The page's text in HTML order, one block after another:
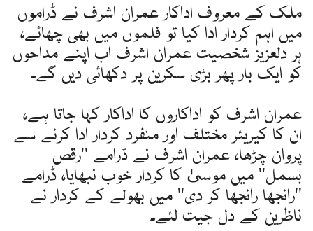
ملک کے معروف اداکار عمران اشرف نے ڈراموں
میں اہم کردار ادا کیا تو فلموں میں بھی چھائے،
ہر دلعزیز شخصیت عمران اشرف اب اپنے مداحوں
کو ایک بار پھر بڑی سکرین پر دکھائی دیں گے۔
عمران اشرف کو اداکاروں کا اداکار کہا جاتا ہے،
ان کا کیریئر مختلف اور منفرد کردار ادا کرنے سے
پروان چڑھا، عمران اشرف نے ڈرامے ''رقص
بسمل'' میں موسیٰ کا کردار خوب نبھایا، ڈرامے
''رانجھا رانجھا کر دی'' میں بھولے کے کردار نے
ناظرین کے دل جیت لئے۔